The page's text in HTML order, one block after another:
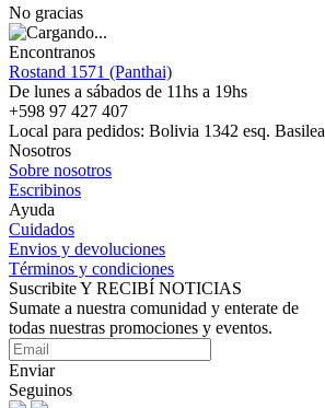
No gracias
Encontranos
Rostand 1571 (Panthai)
De lunes a sábados de 11hs a 19hs
+598 97 427 407
Local para pedidos: Bolivia 1342 esq. Basilea
Nosotros
Sobre nosotros
Escribinos
Ayuda
Cuidados
Envios y devoluciones
Términos y condiciones
Suscribite Y RECIBÍ NOTICIAS
Sumate a nuestra comunidad y enterate de
todas nuestras promociones y eventos.
Enviar
Seguinos